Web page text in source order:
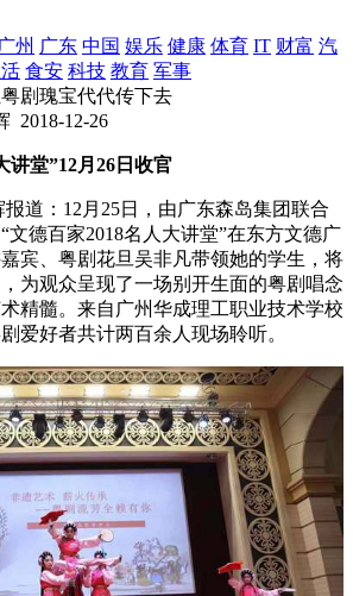
广州 广东 中国 娱乐 健康 体育 IT 财富 汽
食安 科技 教育 军事
剧瑰宝代代传下去
2018-12-26
讲堂”12月26日收官
道：12月25日，由广东森岛集团联合
文德百家2018名人大讲堂”在东方文德广
宾、粤剧花旦吴非凡带领她的学生，将
为观众呈现了一场别开生面的粤剧唱念
精髓。来自广州华成理工职业技术学校
爱好者共计两百余人现场聆听。